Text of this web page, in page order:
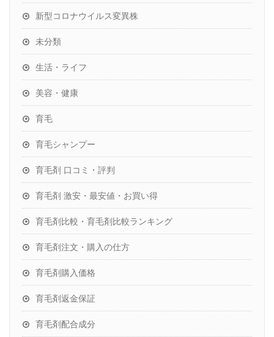
新型コロナウイルス変異株
未分類
生活・ライフ
美容・健康
育毛
育毛シャンプー
育毛剤 口コミ・評判
育毛剤 激安・最安値・お買い得
育毛剤比較・育毛剤比較ランキング
育毛剤注文・購入の仕方
育毛剤購入価格
育毛剤返金保証
育毛剤配合成分